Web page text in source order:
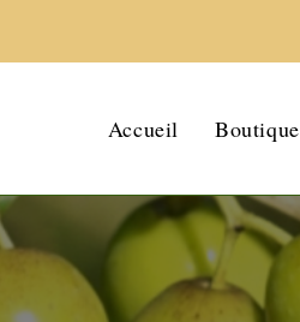
Accueil Boutique